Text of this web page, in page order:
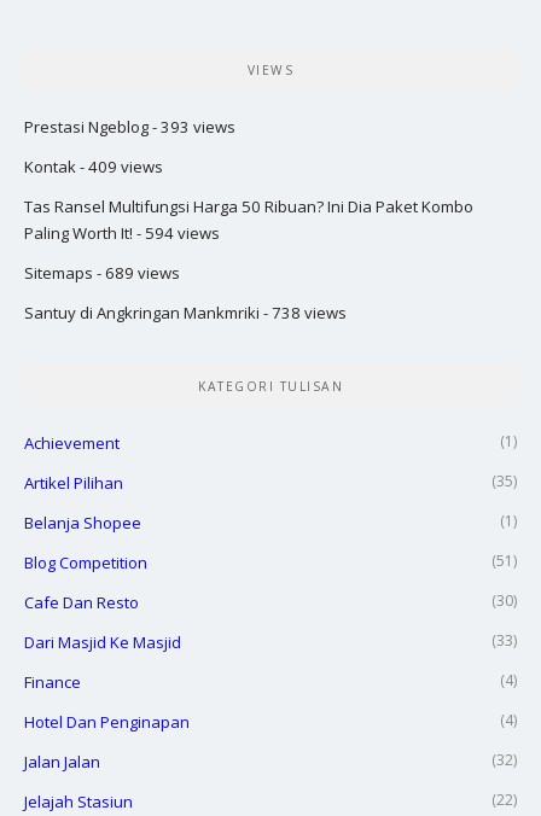
VIEWS
Prestasi Ngeblog- 393 views
Kontak- 409 views
Tas Ransel Multifungsi Harga 50 Ribuan? Ini Dia Paket Kombo
Paling Worth It! - 594 views
Sitemaps - 689 views
Santuy di Angkringan Mankmriki - 738 views
KATEGORI TULISAN
Achievement (1)
Artikel Pilihan (35)
Belanja Shopee (1)
Blog Competition (51)
Cafe Dan Resto (30)
Dari Masjid Ke Masjid (33)
Finance (4)
Hotel Dan Penginapan (4)
Jalan Jalan (32)
Jelajah Stasiun (22)